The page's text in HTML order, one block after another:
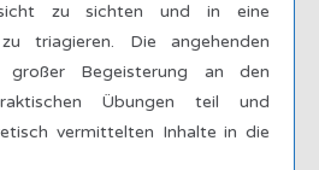
zu sichten und in eine
triagieren. Die angehenden
Begeisterung an den
Übungen teil und
vermittelten Inhalte in die